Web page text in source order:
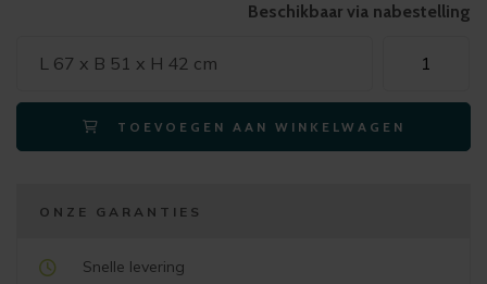
Beschikbaar via nabestelling
L 67 x B 51 x H 42 cm
laptoptafel
MASURA
36x45cm
eiken
TOEVOEGEN AAN WINKELWAGEN
ONZE GARANTIES
Snelle levering